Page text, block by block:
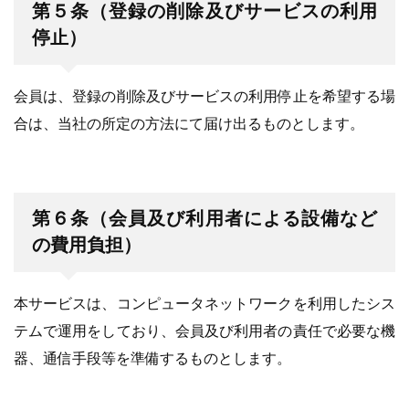
第５条（登録の削除及びサービスの利用
停止）
会員は、登録の削除及びサービスの利用停止を希望する場
合は、当社の所定の方法にて届け出るものとします。
第６条（会員及び利用者による設備など
の費用負担）
本サービスは、コンピュータネットワークを利用したシス
テムで運用をしており、会員及び利用者の責任で必要な機
器、通信手段等を準備するものとします。